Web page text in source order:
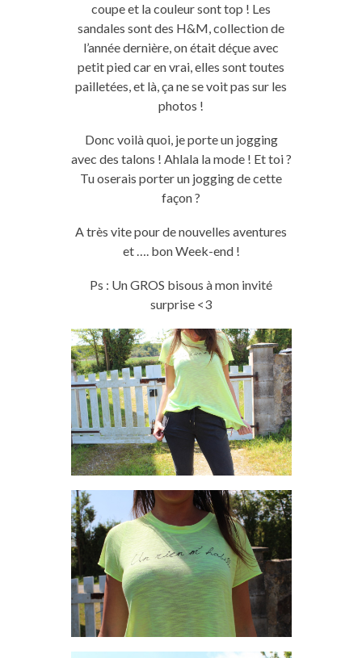
coupe et la couleur sont top ! Les
sandales sont des H&M, collection de
l’année dernière, on était déçue avec
petit pied car en vrai, elles sont toutes
pailletées, et là, ça ne se voit pas sur les
photos !
Donc voilà quoi, je porte un jogging
avec des talons ! Ahlala la mode ! Et toi ?
Tu oserais porter un jogging de cette
façon ?
A très vite pour de nouvelles aventures
et …. bon Week-end !
Ps : Un GROS bisous à mon invité
surprise <3